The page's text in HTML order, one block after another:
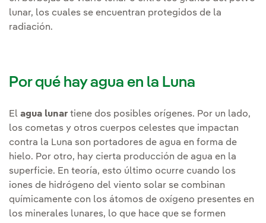
lunar, los cuales se encuentran protegidos de la
radiación.
Por qué hay agua en la Luna
El agua lunar tiene dos posibles orígenes. Por un lado,
los cometas y otros cuerpos celestes que impactan
contra la Luna son portadores de agua en forma de
hielo. Por otro, hay cierta producción de agua en la
superficie. En teoría, esto último ocurre cuando los
iones de hidrógeno del viento solar se combinan
químicamente con los átomos de oxígeno presentes en
los minerales lunares, lo que hace que se formen